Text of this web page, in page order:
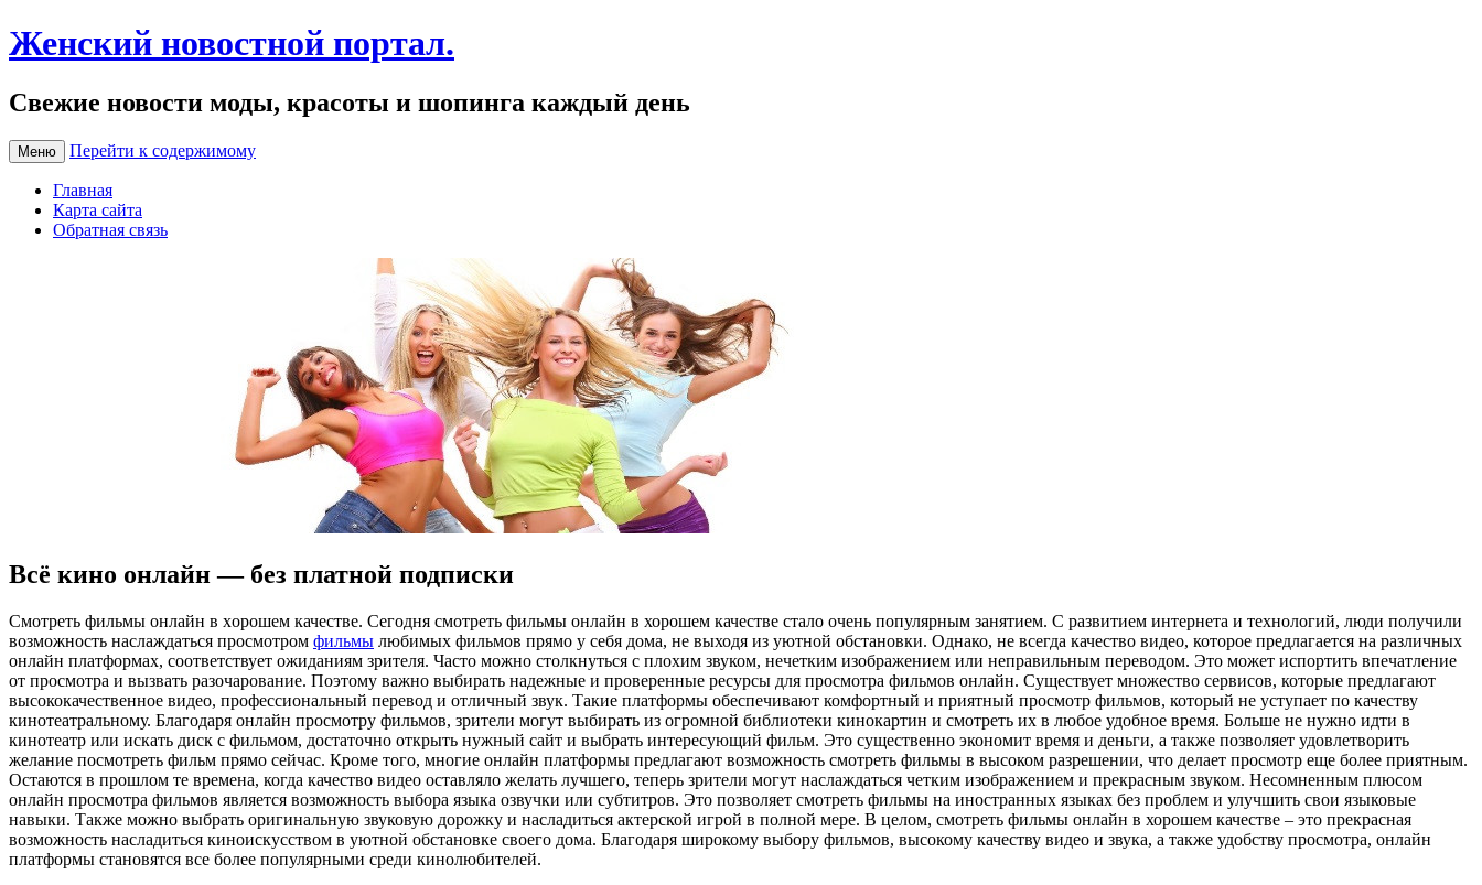
Женский новостной портал.
Свежие новости моды, красоты и шопинга каждый день
Меню Перейти к содержимому
Главная
Карта сайта
Обратная связь
Всё кино онлайн — без платной подписки
Смoтрeть фильмы oнлaйн в xoрoшeм качестве. Сегодня смотреть фильмы онлайн в хорошем качестве стало очень популярным занятием. С развитием интернета и технологий, люди получили
возможность наслаждаться просмотром фильмы любимых фильмов прямо у себя дома, не выходя из уютной обстановки. Однако, не всегда качество видео, которое предлагается на различных
онлайн платформах, соответствует ожиданиям зрителя. Часто можно столкнуться с плохим звуком, нечетким изображением или неправильным переводом. Это может испортить впечатление
от просмотра и вызвать разочарование. Поэтому важно выбирать надежные и проверенные ресурсы для просмотра фильмов онлайн. Существует множество сервисов, которые предлагают
высококачественное видео, профессиональный перевод и отличный звук. Такие платформы обеспечивают комфортный и приятный просмотр фильмов, который не уступает по качеству
кинотеатральному. Благодаря онлайн просмотру фильмов, зрители могут выбирать из огромной библиотеки кинокартин и смотреть их в любое удобное время. Больше не нужно идти в
кинотеатр или искать диск с фильмом, достаточно открыть нужный сайт и выбрать интересующий фильм. Это существенно экономит время и деньги, а также позволяет удовлетворить
желание посмотреть фильм прямо сейчас. Кроме того, многие онлайн платформы предлагают возможность смотреть фильмы в высоком разрешении, что делает просмотр еще более приятным.
Остаются в прошлом те времена, когда качество видео оставляло желать лучшего, теперь зрители могут наслаждаться четким изображением и прекрасным звуком. Несомненным плюсом
онлайн просмотра фильмов является возможность выбора языка озвучки или субтитров. Это позволяет смотреть фильмы на иностранных языках без проблем и улучшить свои языковые
навыки. Также можно выбрать оригинальную звуковую дорожку и насладиться актерской игрой в полной мере. В целом, смотреть фильмы онлайн в хорошем качестве – это прекрасная
возможность насладиться киноискусством в уютной обстановке своего дома. Благодаря широкому выбору фильмов, высокому качеству видео и звука, а также удобству просмотра, онлайн
платформы становятся все более популярными среди кинолюбителей.